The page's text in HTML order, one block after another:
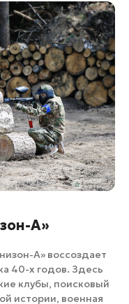
А»
А» воссоздает
40-х годов. Здесь
клубы, поисковый
истории, военная